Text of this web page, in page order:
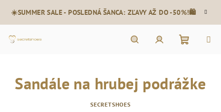
obsah
☀️SUMMER SALE - POSLEDNÁ ŠANCA: ZĽAVY AŽ DO -50%!🛍️
košík
Sandále na hrubej podrážke
SECRETSHOES